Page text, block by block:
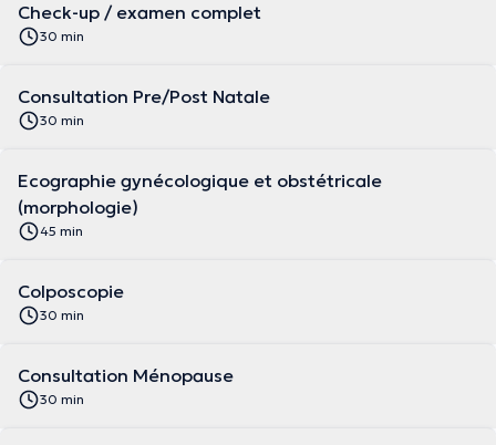
Check-up / examen complet
30 min
Consultation Pre/Post Natale
30 min
Ecographie gynécologique et obstétricale
(morphologie)
45 min
Colposcopie
30 min
Consultation Ménopause
30 min